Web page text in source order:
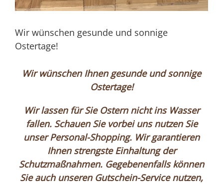
Wir wünschen gesunde und sonnige
Ostertage!
Wir wünschen Ihnen gesunde und sonnige
Ostertage!
Wir lassen für Sie Ostern nicht ins Wasser
fallen. Schauen Sie vorbei uns nutzen Sie
unser Personal-Shopping. Wir garantieren
Ihnen strengste Einhaltung der
Schutzmaßnahmen. Gegebenenfalls können
Sie auch unseren Gutschein-Service nutzen,